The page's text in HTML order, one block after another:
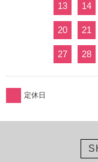
13 14
20 21
27 28
定休日